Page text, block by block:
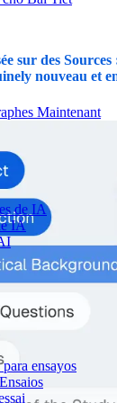
de IA
IA
ensayos
sur des Sources
nouveau et
Maintenant